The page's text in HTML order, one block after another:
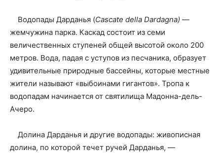
Водопады Дарданья (Cascate della Dardagna) —
жемчужина парка. Каскад состоит из семи
величественных ступеней общей высотой около 200
метров. Вода, падая с уступов из песчаника, образует
удивительные природные бассейны, которые местные
жители называют «выбоинами гигантов». Тропа к
водопадам начинается от святилища Мадонна-дель-
Ачеро.
Долина Дарданья и другие водопады: живописная
долина, по которой течет ручей Дарданья, —